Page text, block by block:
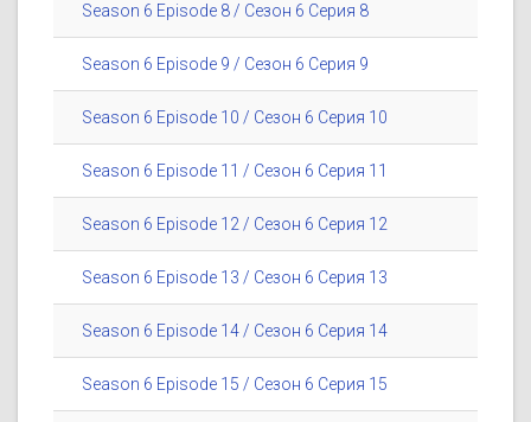
Season 6 Episode 8 / Сезон 6 Серия 8
Season 6 Episode 9 / Сезон 6 Серия 9
Season 6 Episode 10 / Сезон 6 Серия 10
Season 6 Episode 11 / Сезон 6 Серия 11
Season 6 Episode 12 / Сезон 6 Серия 12
Season 6 Episode 13 / Сезон 6 Серия 13
Season 6 Episode 14 / Сезон 6 Серия 14
Season 6 Episode 15 / Сезон 6 Серия 15